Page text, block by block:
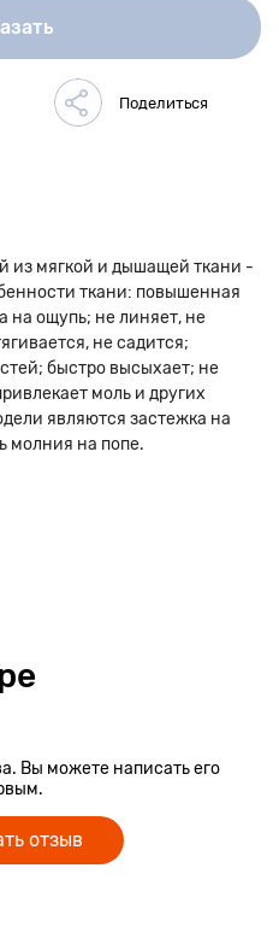
из мягкой и дышащей ткани -
ткани: повышенная
на ощупь; не линяет, не
не садится;
быстро высыхает; не
моль и других
являются застежка на
молния на попе.
Вы можете написать его
отзыв